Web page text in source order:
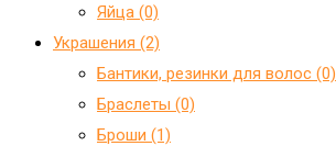
Яйца (0)
Украшения (2)
Бантики, резинки для волос (0)
Браслеты (0)
Броши (1)